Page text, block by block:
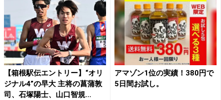
【箱根駅伝エントリー】“オリ
ジナル4”の早大 主将の菖蒲敦
司、石塚陽士、山口智規...
アマゾン1位の実績！380円で
5日間お試し。